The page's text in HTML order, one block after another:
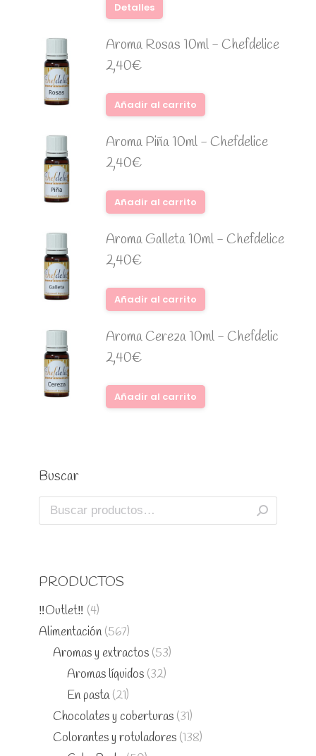
Detalles
Aroma Rosas 10ml - Chefdelice
2,40€
Añadir al carrito
Aroma Piña 10ml - Chefdelice
2,40€
Añadir al carrito
Aroma Galleta 10ml - Chefdelice
2,40€
Añadir al carrito
Aroma Cereza 10ml - Chefdelic
2,40€
Añadir al carrito
Buscar
PRODUCTOS
‼️Outlet‼️ (4)
Alimentación (567)
Aromas y extractos (53)
Aromas líquidos (32)
En pasta (21)
Chocolates y coberturas (31)
Colorantes y rotuladores (138)